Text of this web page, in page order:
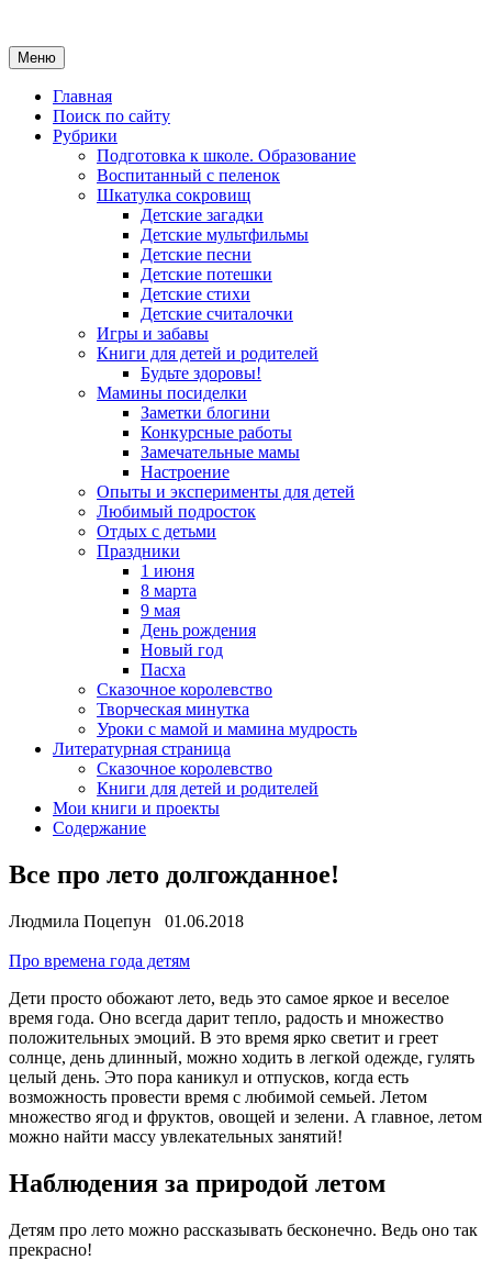
Меню
Главная
Поиск по сайту
Рубрики
Подготовка к школе. Образование
Воспитанный с пеленок
Шкатулка сокровищ
Детские загадки
Детские мультфильмы
Детские песни
Детские потешки
Детские стихи
Детские считалочки
Игры и забавы
Книги для детей и родителей
Будьте здоровы!
Мамины посиделки
Заметки блогини
Конкурсные работы
Замечательные мамы
Настроение
Опыты и эксперименты для детей
Любимый подросток
Отдых с детьми
Праздники
1 июня
8 марта
9 мая
День рождения
Новый год
Пасха
Сказочное королевство
Творческая минутка
Уроки с мамой и мамина мудрость
Литературная страница
Сказочное королевство
Книги для детей и родителей
Мои книги и проекты
Содержание
Все про лето долгожданное!
Людмила Поцепун 01.06.2018
Про времена года детям
Дети просто обожают лето, ведь это самое яркое и веселое
время года. Оно всегда дарит тепло, радость и множество
положительных эмоций. В это время ярко светит и греет
солнце, день длинный, можно ходить в легкой одежде, гулять
целый день. Это пора каникул и отпусков, когда есть
возможность провести время с любимой семьей. Летом
множество ягод и фруктов, овощей и зелени. А главное, летом
можно найти массу увлекательных занятий!
Наблюдения за природой летом
Детям про лето можно рассказывать бесконечно. Ведь оно так
прекрасно!